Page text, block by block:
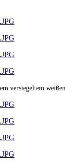
versiegeltem